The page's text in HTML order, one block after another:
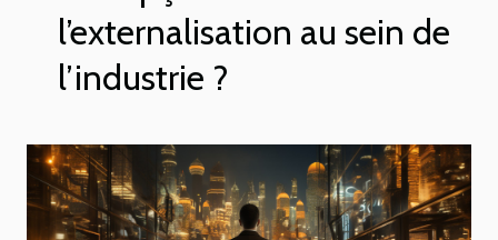
l’externalisation au sein de
l’industrie ?